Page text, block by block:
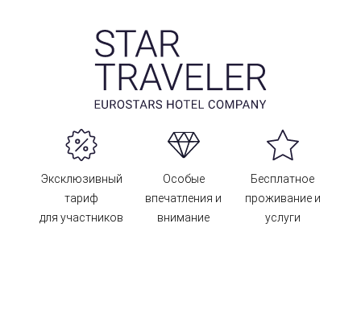
Эксклюзивный
тариф
для участников
Особые
впечатления и
внимание
Бесплатное
проживание и
услуги